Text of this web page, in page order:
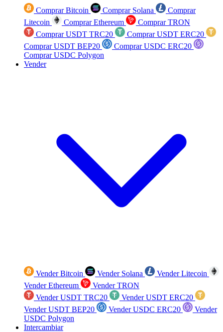
Comprar Bitcoin Comprar Solana
Comprar
Litecoin
Comprar Ethereum
Comprar TRON
Comprar USDT TRC20
Comprar USDT ERC20
Comprar USDT BEP20
Comprar USDC ERC20
Comprar USDC Polygon
Vender
Vender Bitcoin Vender Solana
Vender Litecoin
Vender Ethereum
Vender TRON
Vender USDT TRC20
Vender USDT ERC20
Vender USDT BEP20
Vender USDC ERC20
Vender
USDC Polygon
Intercambiar